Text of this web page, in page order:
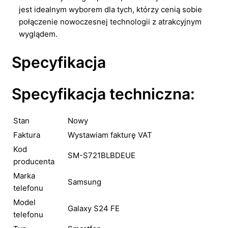
jest idealnym wyborem dla tych, którzy cenią sobie
połączenie nowoczesnej technologii z atrakcyjnym
wyglądem.
Specyfikacja
Specyfikacja techniczna:
Stan
Nowy
Faktura
Wystawiam fakturę VAT
Kod
producenta
SM-S721BLBDEUE
Marka
telefonu
Samsung
Model
telefonu
Galaxy S24 FE